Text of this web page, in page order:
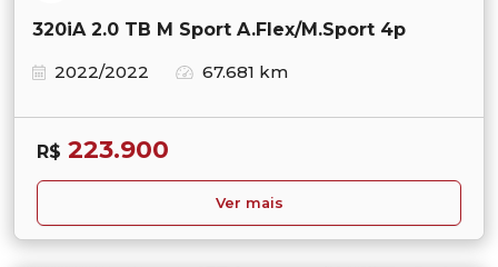
320iA 2.0 TB M Sport A.Flex/M.Sport 4p
2022/2022
67.681 km
R$ 223.900
Ver mais